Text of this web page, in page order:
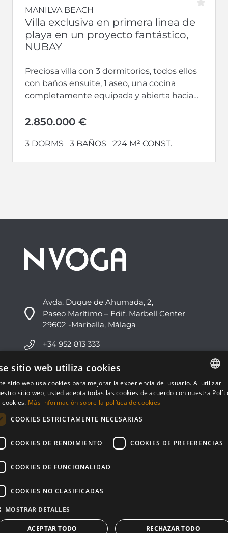
MANILVA BEACH
Villa exclusiva en primera linea de
playa en un proyecto fantástico,
NUBAY
Preciosa villa con 3 dormitorios, todos ellos
con baños ensuite, 1 aseo, una cocina
completamente equipada y abierta hacia
con...
2.850.000 €
3 DORMS 3 BAÑOS 224 M² CONST.
Avda. Duque de Ahumada, 2,
Paseo Marítimo – Edif. Marbell Center
29602 -Marbella, Málaga
+34 952 813 333
info@nvoga.com
C. del Ciervo, 1D
Urbanización Los Monteros
© NVOGA 2024 · Cookies· Built byinmoba
ENGLISH
sitio web utiliza cookies
sitio web usa cookies para mejorar la experiencia del usuario. Al utilizar
sitio web, usted acepta todas las cookies de acuerdo con nuestra
cookies. Más información sobre la política de cookies
COOKIES ESTRICTAMENTE NECESARIAS
COOKIES DE RENDIMIENTO COOKIES DE PREFERENCIAS
COOKIES DE FUNCIONALIDAD
COOKIES NO CLASIFICADAS
MOSTRAR DETALLES
ACEPTAR TODO RECHAZAR TODO